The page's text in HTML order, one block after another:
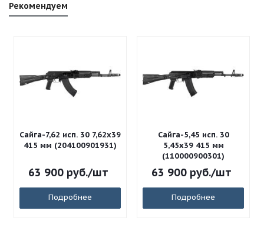
Рекомендуем
Сайга-7,62 исп. 30 7,62x39
415 мм (204100901931)
63 900руб./шт
Подробнее
Сайга-5,45 исп. 30
5,45x39 415 мм
(110000900301)
63 900руб./шт
Подробнее